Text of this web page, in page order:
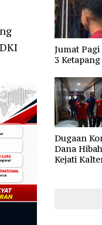
Jumat
3
Dugaan
Dana
Kejati